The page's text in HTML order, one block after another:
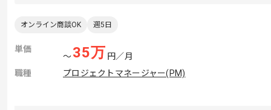
オンライン商談OK 週5日
単価
〜35万 円／月
職種
プロジェクトマネージャー(PM)